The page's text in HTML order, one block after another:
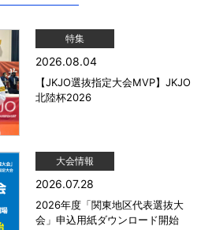
特集
2026.08.04
【JKJO選抜指定大会MVP】JKJO
北陸杯2026
大会情報
2026.07.28
2026年度「関東地区代表選抜大
会」申込用紙ダウンロード開始